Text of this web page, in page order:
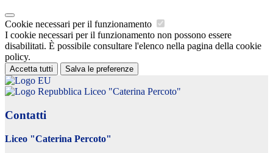
Cookie necessari per il funzionamento
I cookie necessari per il funzionamento non possono essere
disabilitati. È possibile consultare l'elenco nella pagina della cookie
policy.
Accetta tutti Salva le preferenze
Liceo "Caterina Percoto"
Contatti
Liceo "Caterina Percoto"